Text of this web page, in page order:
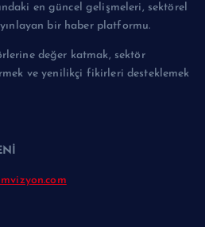
en güncel gelişmeleri, sektörel
bir haber platformu.
değer katmak, sektör
ve yenilikçi fikirleri desteklemek